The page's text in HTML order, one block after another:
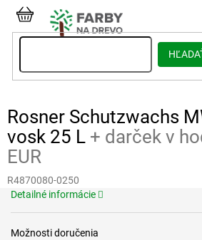
Prejsť
obsahNÁKUPNÝ
Rosner Schutzwachs
vosk 25 L + darček v
EUR
R4870080-0250
Možnosti doručenia
Detailné informácie